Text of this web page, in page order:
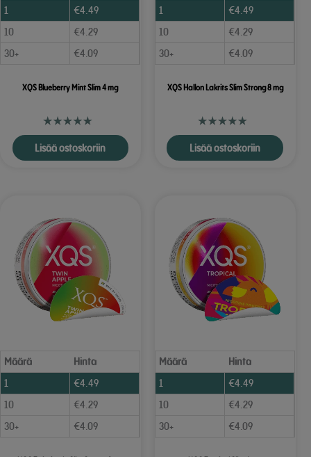
1
€4.49
10
€4.29
30+
€4.09
XQS Blueberry Mint Slim 4 mg
Lisää ostoskoriin
1
€4.49
10
€4.29
30+
€4.09
XQS Hallon Lakrits Slim Strong 8 mg
Lisää ostoskoriin
Määrä
Hinta
1
€4.49
10
€4.29
30+
€4.09
Määrä
Hinta
1
€4.49
10
€4.29
30+
€4.09